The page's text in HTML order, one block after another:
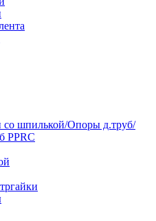
со шпилькой/Опоры д.труб/
PPRC